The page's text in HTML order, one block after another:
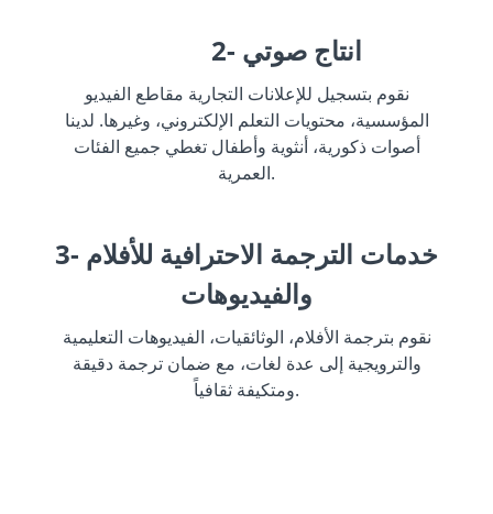
2- انتاج صوتي
نقوم بتسجيل للإعلانات التجارية مقاطع الفيديو
المؤسسية، محتويات التعلم الإلكتروني، وغيرها. لدينا
أصوات ذكورية، أنثوية وأطفال تغطي جميع الفئات
العمرية.
3- خدمات الترجمة الاحترافية للأفلام
والفيديوهات
نقوم بترجمة الأفلام، الوثائقيات، الفيديوهات التعليمية
والترويجية إلى عدة لغات، مع ضمان ترجمة دقيقة
ومتكيفة ثقافياً.